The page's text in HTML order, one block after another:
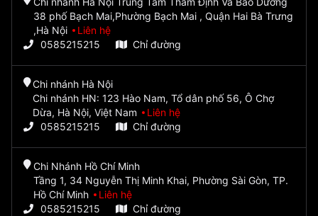
38 phố Bạch Mai,Phường Bạch Mai , Quận Hai Bà Trưng
,Hà Nội
Liên hệ
0585215215
Chỉ đường
Chi nhánh Hà Nội
Chi nhánh HN: 123 Hào Nam, Tổ dân phố 56, Ô Chợ
Dừa, Hà Nội, Việt Nam
Liên hệ
0585215215
Chỉ đường
Chi Nhánh Hồ Chí Minh
Tầng 1, 34 Nguyễn Thị Minh Khai, Phường Sài Gòn, TP.
Hồ Chí Minh
Liên hệ
0585215215
Chỉ đường